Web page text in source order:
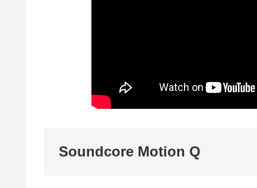
Soundcore Motion Q